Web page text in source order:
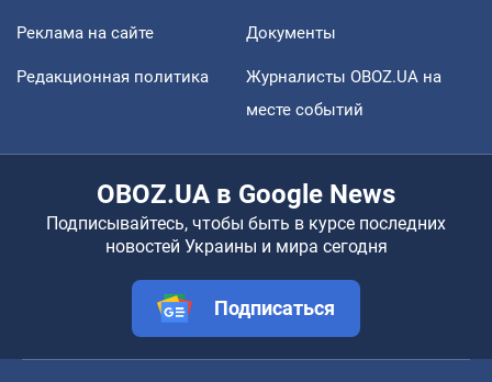
Реклама на сайте Документы
Редакционная политика
Журналисты OBOZ.UA на
месте событий
OBOZ.UA в Google News
Подписывайтесь, чтобы быть в курсе последних
новостей Украины и мира сегодня
Подписаться